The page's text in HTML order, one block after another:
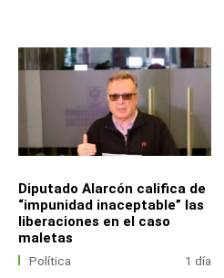
Diputado Alarcón califica de
“impunidad inaceptable” las
liberaciones en el caso
maletas
Política 1 día